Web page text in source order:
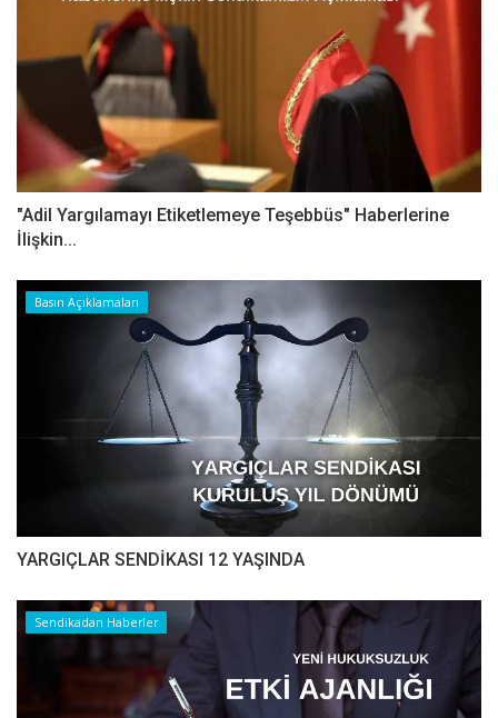
"Adil Yargılamayı Etiketlemeye Teşebbüs" Haberlerine
İlişkin...
Basın Açıklamaları
YARGIÇLAR SENDİKASI 12 YAŞINDA
Sendikadan Haberler